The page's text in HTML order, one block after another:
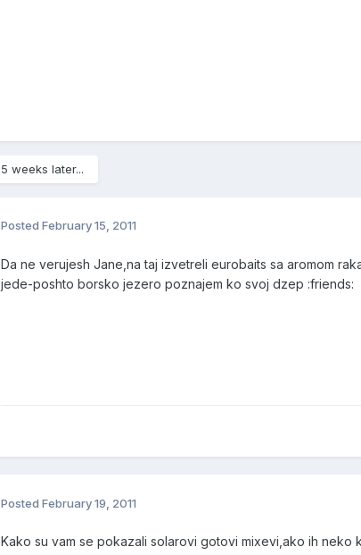
5 weeks later...
Posted February 15, 2011
Da ne verujesh Jane,na taj izvetreli eurobaits sa aromom
jede-poshto borsko jezero poznajem ko svoj dzep :friends:
Posted February 19, 2011
Kako su vam se pokazali solarovi gotovi mixevi,ako ih neko